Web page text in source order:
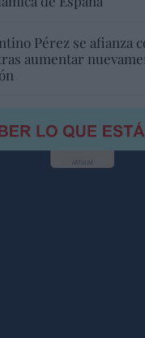
Pérez se afianza
aumentar